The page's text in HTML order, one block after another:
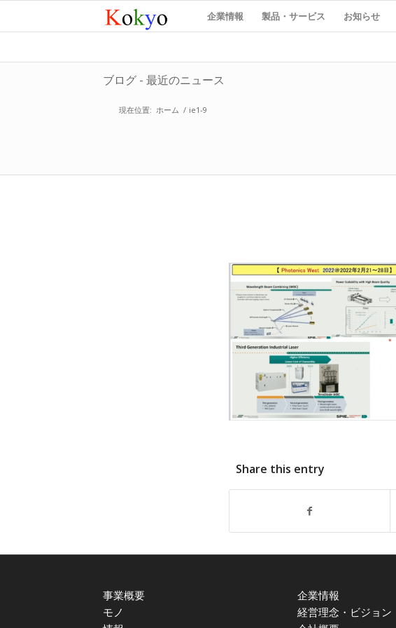
企業情報 製品・サービス お知らせ
ブログ - 最近のニュース
現在位置: ホーム / ie1-9
Share this entry
事業概要
モノ
企業情報
経営理念・ビジョン